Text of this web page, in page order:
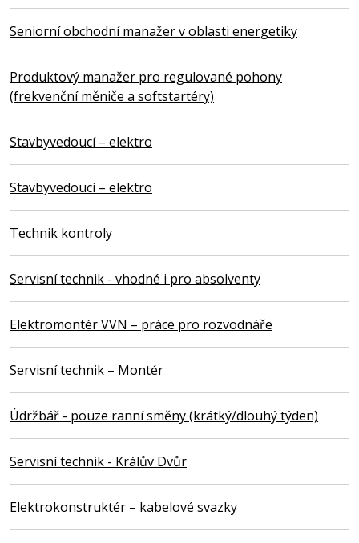
Seniorní obchodní manažer v oblasti energetiky
Produktový manažer pro regulované pohony
(frekvenční měniče a softstartéry)
Stavbyvedoucí – elektro
Stavbyvedoucí – elektro
Technik kontroly
Servisní technik - vhodné i pro absolventy
Elektromontér VVN – práce pro rozvodnáře
Servisní technik – Montér
Údržbář - pouze ranní směny (krátký/dlouhý týden)
Servisní technik - Králův Dvůr
Elektrokonstruktér – kabelové svazky